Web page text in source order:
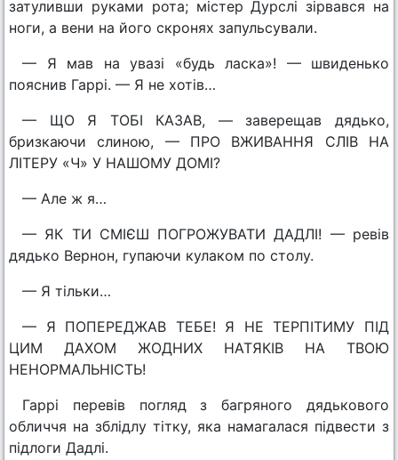
затуливши руками рота; містер Дурслі зірвався на
ноги, а вени на його скронях запульсували.
— Я мав на увазі «будь ласка»! — швиденько
пояснив Гаррі. — Я не хотів…
— ЩО Я ТОБІ КАЗАВ, — заверещав дядько,
бризкаючи слиною, — ПРО ВЖИВАННЯ СЛІВ НА
ЛІТЕРУ «Ч» У НАШОМУ ДОМІ?
— Але ж я…
— ЯК ТИ СМІЄШ ПОГРОЖУВАТИ ДАДЛІ! — ревів
дядько Вернон, гупаючи кулаком по столу.
— Я тільки…
— Я ПОПЕРЕДЖАВ ТЕБЕ! Я НЕ ТЕРПІТИМУ ПІД
ЦИМ ДАХОМ ЖОДНИХ НАТЯКІВ НА ТВОЮ
НЕНОРМАЛЬНІСТЬ!
Гаррі перевів погляд з багряного дядькового
обличчя на зблідлу тітку, яка намагалася підвести з
підлоги Дадлі.